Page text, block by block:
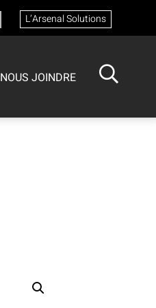
L’Arsenal Solutions
NOUS JOINDRE